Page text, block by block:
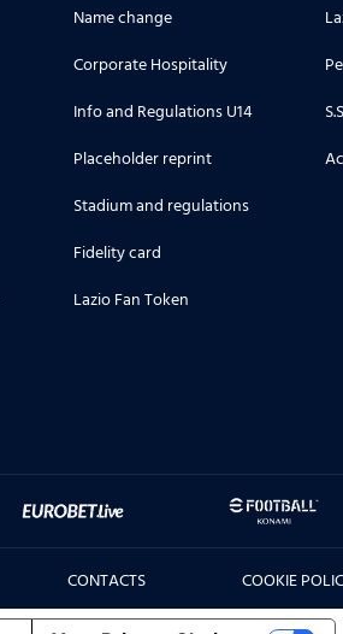
Name change
Corporate Hospitality
Info and Regulations U14
Placeholder reprint
Stadium and regulations
Fidelity card
Lazio Fan Token
CONTACTS COOKIE